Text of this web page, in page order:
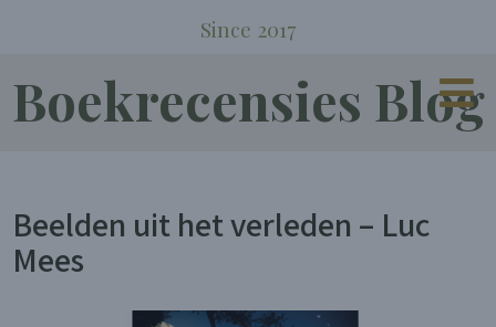
Since 2017
Boekrecensies Blog
Beelden uit het verleden – Luc
Mees